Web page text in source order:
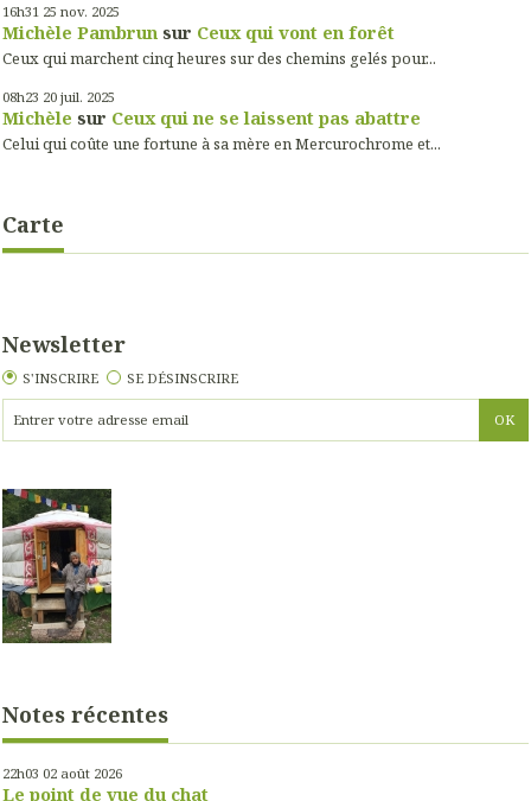
16h31 25 nov. 2025
Michèle Pambrun sur Ceux qui vont en forêt
Ceux qui marchent cinq heures sur des chemins gelés pour...
08h23 20 juil. 2025
Michèle sur Ceux qui ne se laissent pas abattre
Celui qui coûte une fortune à sa mère en Mercurochrome et...
Carte
Newsletter
S'INSCRIRE SE DÉSINSCRIRE
Notes récentes
22h03 02 août 2026
Le point de vue du chat